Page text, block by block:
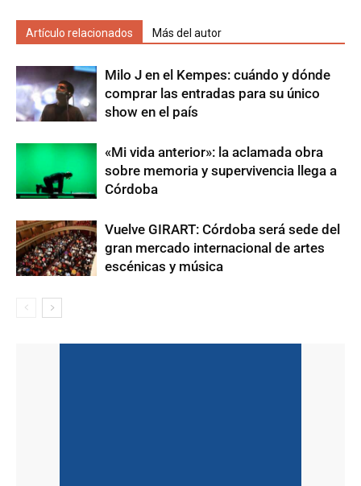
Artículo relacionados Más del autor
Milo J en el Kempes: cuándo y dónde
comprar las entradas para su único
show en el país
«Mi vida anterior»: la aclamada obra
sobre memoria y supervivencia llega a
Córdoba
Vuelve GIRART: Córdoba será sede del
gran mercado internacional de artes
escénicas y música